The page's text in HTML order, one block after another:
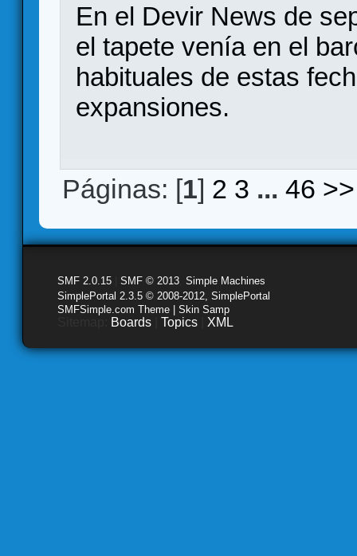
En el Devir News de
el tapete venía en el
habituales de estas
expansiones.
Páginas: [1] 2 3 ...46 >>
SMF 2.0.15 SMF © 2013 Simple Machines
SimplePortal 2.3.5 © 2008-2012, SimplePortal
SMFSimple.com Theme | Skin Samp
Boards Topics XML